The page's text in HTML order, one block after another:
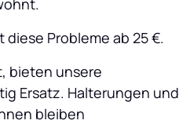
Probleme ab 25 €.
bieten unsere
Ersatz. Halterungen und
bleiben